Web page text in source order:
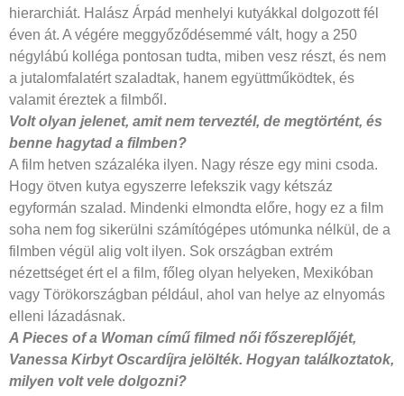
hierarchiát. Halász Árpád menhelyi kutyákkal dolgozott fél
éven át. A végére meggyőződésemmé vált, hogy a 250
négylábú kolléga pontosan tudta, miben vesz részt, és nem
a jutalomfalatért szaladtak, hanem együttműködtek, és
valamit éreztek a filmből.
Volt olyan jelenet, amit nem terveztél, de megtörtént, és
benne hagytad a filmben?
A film hetven százaléka ilyen. Nagy része egy mini csoda.
Hogy ötven kutya egyszerre lefekszik vagy kétszáz
egyformán szalad. Mindenki elmondta előre, hogy ez a film
soha nem fog sikerülni számítógépes utómunka nélkül, de a
filmben végül alig volt ilyen. Sok országban extrém
nézettséget ért el a film, főleg olyan helyeken, Mexikóban
vagy Törökországban például, ahol van helye az elnyomás
elleni lázadásnak.
A Pieces of a Woman című filmed női főszereplőjét,
Vanessa Kirbyt Oscardíjra jelölték. Hogyan találkoztatok,
milyen volt vele dolgozni?